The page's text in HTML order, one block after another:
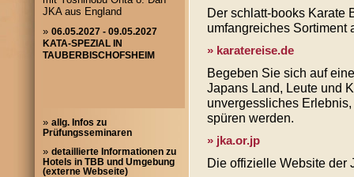
» allg. Infos zu
Prüfungsseminaren
» detaillierte Informationen zu
Hotels in TBB und Umgebung
(externe Webseite)
Der schlatt-books Karate
umfangreiches Sortiment
» karatereise.de
Begeben Sie sich auf
Japans Land, Leute und
unvergessliches
spüren werden.
» jka.or.jp
Die offizielle Website der